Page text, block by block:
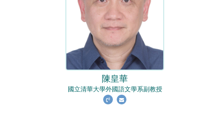
陳皇華
國立清華大學外國語文學系副教授